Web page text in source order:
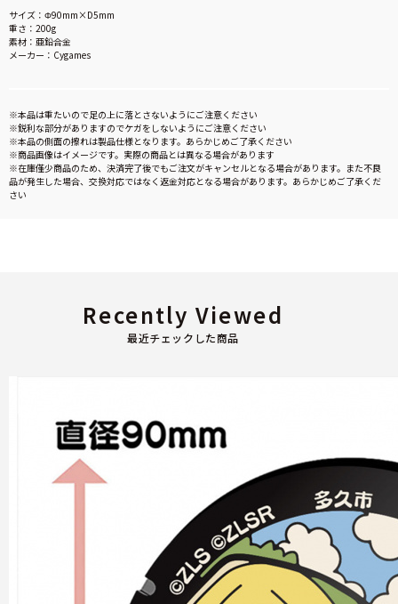
サイズ：Φ90mm×D5mm
重さ：200g
素材：亜鉛合金
メーカー：Cygames
※本品は重たいので足の上に落とさないようにご注意ください
※鋭利な部分がありますのでケガをしないようにご注意ください
※本品の側面の擦れは製品仕様となります。あらかじめご了承ください
※商品画像はイメージです。実際の商品とは異なる場合があります
※在庫僅少商品のため、決済完了後でもご注文がキャンセルとなる場合があります。また不良
品が発生した場合、交換対応ではなく返金対応となる場合があります。あらかじめご了承くだ
さい
最近チェックした商品
Recently Viewed